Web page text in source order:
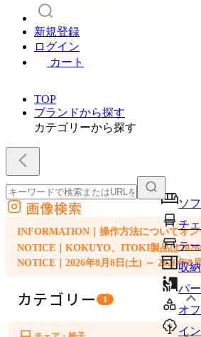
新規登録
ログイン
カート
TOP
ブランドから探す
カテゴリーから探す
ソ
チ
テ
収
パ
オ
イ
外部サイトの商品をカートに追加
他のサイトで見つけた商品ページのURLを貼り付けて、カート
画像検索
INFORMATION｜操作方法についてオン
NOTICE｜KOKUYO、ITOKI製品は2026
NOTICE｜2026年8月8日(土) ～ 2026年8
カテゴリー 1